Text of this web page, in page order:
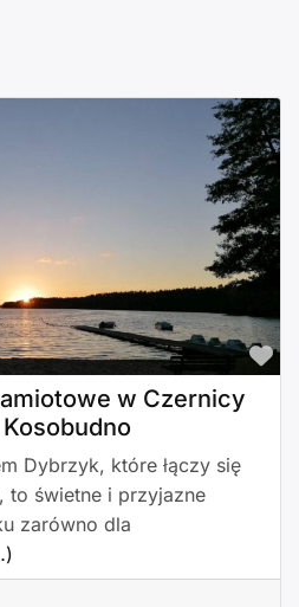
w Czernicy
Dybrzyk, które łączy się
to świetne i przyjazne
zarówno dla